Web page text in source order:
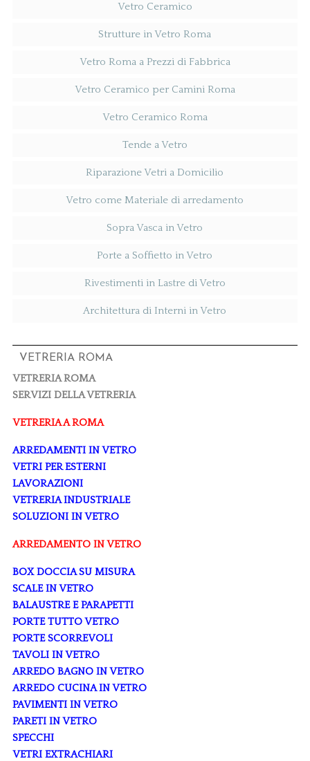
Vetro Ceramico
Strutture in Vetro Roma
Vetro Roma a Prezzi di Fabbrica
Vetro Ceramico per Camini Roma
Vetro Ceramico Roma
Tende a Vetro
Riparazione Vetri a Domicilio
Vetro come Materiale di arredamento
Sopra Vasca in Vetro
Porte a Soffietto in Vetro
Rivestimenti in Lastre di Vetro
Architettura di Interni in Vetro
VETRERIA ROMA
VETRERIA ROMA
SERVIZI DELLA VETRERIA
VETRERIA A ROMA
ARREDAMENTI IN VETRO
VETRI PER ESTERNI
LAVORAZIONI
VETRERIA INDUSTRIALE
SOLUZIONI IN VETRO
ARREDAMENTO IN VETRO
BOX DOCCIA SU MISURA
SCALE IN VETRO
BALAUSTRE E PARAPETTI
PORTE TUTTO VETRO
PORTE SCORREVOLI
TAVOLI IN VETRO
ARREDO BAGNO IN VETRO
ARREDO CUCINA IN VETRO
PAVIMENTI IN VETRO
PARETI IN VETRO
SPECCHI
VETRI EXTRACHIARI